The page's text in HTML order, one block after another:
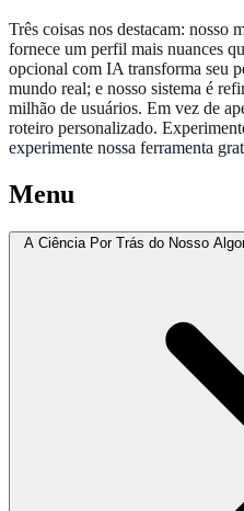
Três coisas nos destacam:
fornece um perfil mais nuances
opcional com IA transforma seu
mundo real; e nosso sistema é
milhão de usuários. Em vez de
roteiro personalizado.
experimente nossa ferramenta
Menu
A Ciência Por Trás do Nosso